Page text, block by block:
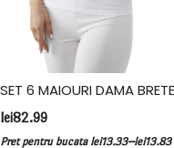
lei82.99
Pret pentru bucata lei13.33–lei13.83